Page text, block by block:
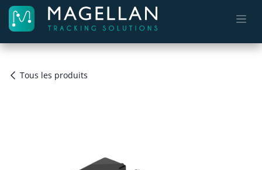
Se rendre au contenu
Tous les produits